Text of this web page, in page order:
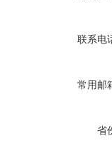
联系电
常用邮
省